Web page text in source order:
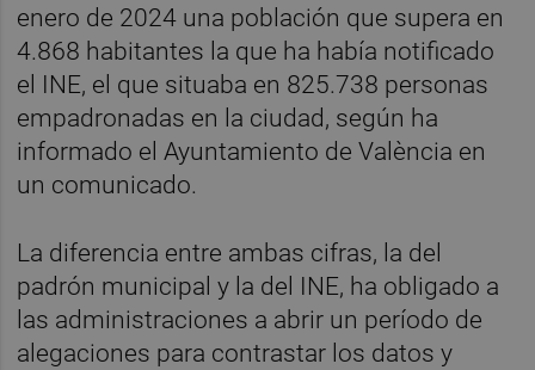
enero de 2024 una población que supera en
4.868 habitantes la que ha había notificado
el INE, el que situaba en 825.738 personas
empadronadas en la ciudad, según ha
informado el Ayuntamiento de València en
un comunicado.
La diferencia entre ambas cifras, la del
padrón municipal y la del INE, ha obligado a
las administraciones a abrir un período de
alegaciones para contrastar los datos y